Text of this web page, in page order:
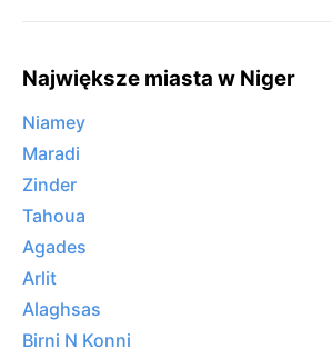
Największe miasta w Niger
Niamey
Maradi
Zinder
Tahoua
Agades
Arlit
Alaghsas
Birni N Konni